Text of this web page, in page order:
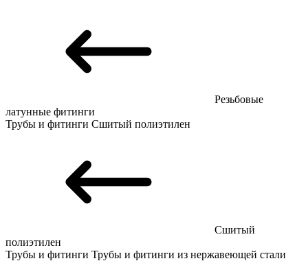
Резьбовые
латунные фитинги
Трубы и фитинги Сшитый полиэтилен
Сшитый
полиэтилен
Трубы и фитинги Трубы и фитинги из нержавеющей стали